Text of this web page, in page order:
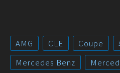
AMG CLE Coupe
Mercedes Benz